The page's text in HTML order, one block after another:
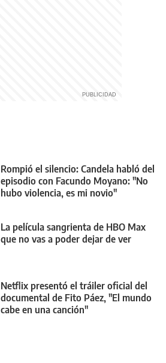
Rompió el silencio: Candela habló del
episodio con Facundo Moyano: "No
hubo violencia, es mi novio"
La película sangrienta de HBO Max
que no vas a poder dejar de ver
Netflix presentó el tráiler oficial del
documental de Fito Páez, "El mundo
cabe en una canción"